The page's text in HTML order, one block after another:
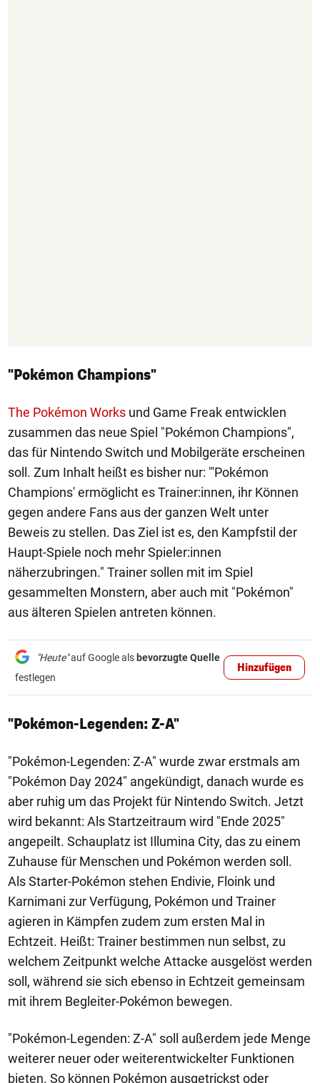
"Pokémon Champions"
The Pokémon Works und Game Freak entwicklen
zusammen das neue Spiel "Pokémon Champions",
das für Nintendo Switch und Mobilgeräte erscheinen
soll. Zum Inhalt heißt es bisher nur: "'Pokémon
Champions' ermöglicht es Trainer:innen, ihr Können
gegen andere Fans aus der ganzen Welt unter
Beweis zu stellen. Das Ziel ist es, den Kampfstil der
Haupt-Spiele noch mehr Spieler:innen
näherzubringen." Trainer sollen mit im Spiel
gesammelten Monstern, aber auch mit "Pokémon"
aus älteren Spielen antreten können.
"Heute"auf Google als bevorzugte Quelle
festlegen
Hinzufügen
"Pokémon-Legenden: Z-A"
"Pokémon-Legenden: Z-A" wurde zwar erstmals am
"Pokémon Day 2024" angekündigt, danach wurde es
aber ruhig um das Projekt für Nintendo Switch. Jetzt
wird bekannt: Als Startzeitraum wird "Ende 2025"
angepeilt. Schauplatz ist Illumina City, das zu einem
Zuhause für Menschen und Pokémon werden soll.
Als Starter-Pokémon stehen Endivie, Floink und
Karnimani zur Verfügung, Pokémon und Trainer
agieren in Kämpfen zudem zum ersten Mal in
Echtzeit. Heißt: Trainer bestimmen nun selbst, zu
welchem Zeitpunkt welche Attacke ausgelöst werden
soll, während sie sich ebenso in Echtzeit gemeinsam
mit ihrem Begleiter-Pokémon bewegen.
"Pokémon-Legenden: Z-A" soll außerdem jede Menge
weiterer neuer oder weiterentwickelter Funktionen
bieten. So können Pokémon ausgetrickst oder